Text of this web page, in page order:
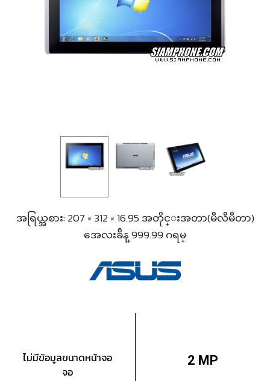
အရြယ္အစား: 207 × 312 × 16.95 အတိုင္းအတာ(မီလီမီတာ)
အေလးခ်ိန္ 999.99 ဂရမ္
ไม่มีข้อมูลขนาดหน้าจอ
จอ
2 MP